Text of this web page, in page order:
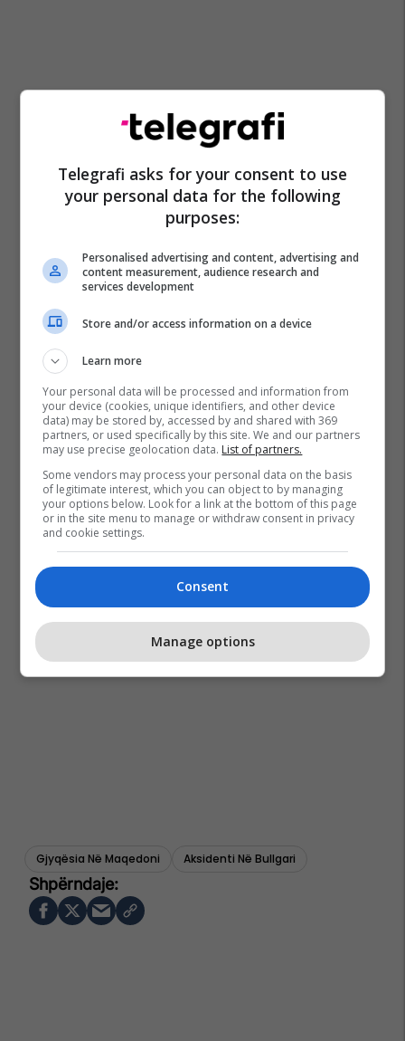
Gjyqësia Në Maqedoni Aksidenti Në Bullgari
Telegrafi asks for your consent to use
your personal data for the following
purposes:
Personalised advertising and content, advertising and
content measurement, audience research and
services development
Store and/or access information on a device
Learn more
Your personal data will be processed and information from
your device (cookies, unique identifiers, and other device
data) may be stored by, accessed by and shared with 369
partners, or used specifically by this site. We and our partners
may use precise geolocation data. List of partners.
Some vendors may process your personal data on the basis
of legitimate interest, which you can object to by managing
your options below. Look for a link at the bottom of this page
or in the site menu to manage or withdraw consent in privacy
and cookie settings.
Consent
Manage options